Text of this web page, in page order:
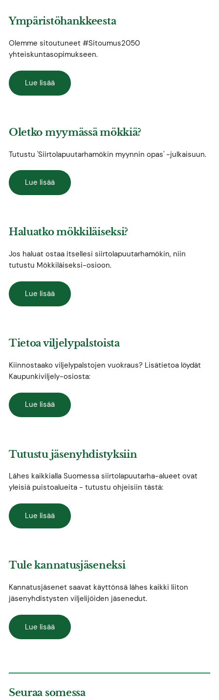
Ympäristöhankkeesta
Olemme sitoutuneet #Sitoumus2050
yhteiskuntasopimukseen.
Lue lisää
Oletko myymässä mökkiä?
Tutustu 'Siirtolapuutarhamökin myynnin opas' -julkaisuun.
Lue lisää
Haluatko mökkiläiseksi?
Jos haluat ostaa itsellesi siirtolapuutarhamökin, niin
tutustu Mökkiläiseksi-osioon.
Lue lisää
Tietoa viljelypalstoista
Kiinnostaako viljelypalstojen vuokraus? Lisätietoa löydät
Kaupunkiviljely-osiosta:
Lue lisää
Tutustu jäsenyhdistyksiin
Lähes kaikkialla Suomessa siirtolapuutarha-alueet ovat
yleisiä puistoalueita - tutustu ohjeisiin tästä:
Lue lisää
Tule kannatusjäseneksi
Kannatusjäsenet saavat käyttönsä lähes kaikki liiton
jäsenyhdistysten viljelijöiden jäsenedut.
Lue lisää
Seuraa somessa